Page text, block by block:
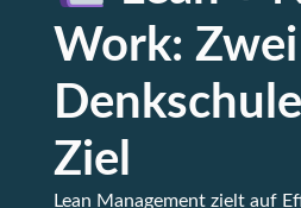
Work: Zwei
Ziel
Lean Management zielt auf